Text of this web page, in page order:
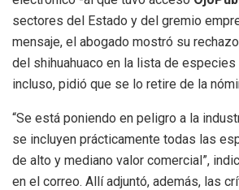
sectores del Estado y del gremio
mensaje, el abogado mostró su
del shihuahuaco en la lista de
incluso, pidió que se lo retire de la
“Se está poniendo en peligro a la
se incluyen prácticamente todas las
de alto y mediano valor comercial”,
en el correo. Allí adjuntó, además, las